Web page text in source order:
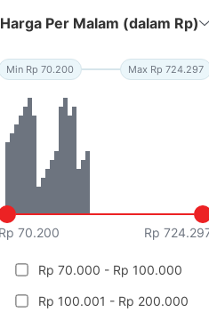
Harga Per Malam (dalam Rp)
Min Rp 70.200 Max Rp 724.297
Rp 70.200 Rp
Rp 70.000 - Rp 100.000
Rp 100.001 - Rp 200.000